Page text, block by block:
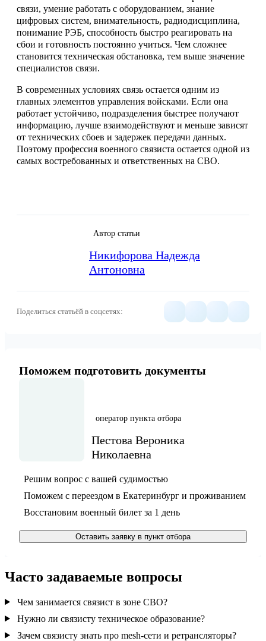
связи, умение работать с оборудованием, знание
цифровых систем, внимательность, радиодисциплина,
понимание РЭБ, способность быстро реагировать на
сбои и готовность постоянно учиться. Чем сложнее
становится техническая обстановка, тем выше значение
специалистов связи.
В современных условиях связь остается одним из
главных элементов управления войсками. Если она
работает устойчиво, подразделения быстрее получают
информацию, лучше взаимодействуют и меньше зависят
от технических сбоев и задержек передачи данных.
Поэтому профессия военного связиста остается одной из
самых востребованных и ответственных на СВО.
Автор статьи
Никифорова Надежда
Антоновна
Поделиться статьёй в соцсетях:
Поможем подготовить документы
оператор пункта отбора
Пестова Вероника
Николаевна
Решим вопрос с вашей судимостью
Поможем с переездом в Екатеринбург и проживанием
Восстановим военный билет за 1 день
Оставить заявку в пункт отбора
Часто задаваемые вопросы
Чем занимается связист в зоне СВО?
Нужно ли связисту техническое образование?
Зачем связисту знать про mesh-сети и ретрансляторы?